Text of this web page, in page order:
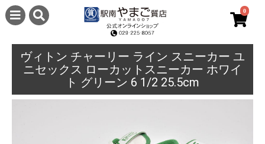
0
ヴィトン チャーリー ライン スニーカー ユ
ニセックス ローカットスニーカー ホワイ
ト グリーン 6 1/2 25.5cm